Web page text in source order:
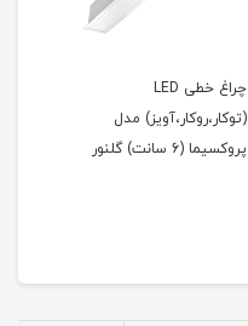
چراغ خطی LED
(توکار،روکار،آویز) مدل
پروکسیما (6 سانت) گلنور